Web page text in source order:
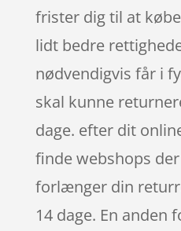
frister dig til at
lidt bedre
nødvendigvis får i
skal kunne
dage. efter dit
finde webshops
forlænger din
14 dage. En anden